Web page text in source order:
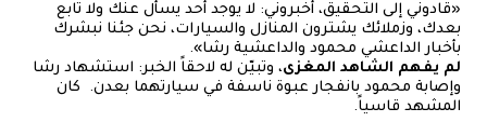
«قادوني إلى التحقيق، أخبروني: لا يوجد أحد يسأل عنك ولا تابع
بعدك، وزملائك يشترون المنازل والسيارات، نحن جئنا نبشرك
بأخبار الداعشي محمود والداعشية رشا».
لم يفهم الشاهد المغزى، وتبيّن له لاحقاً الخبر: استشهاد رشا
وإصابة محمود بانفجار عبوة ناسفة في سيارتهما بعدن. كان
المشهد قاسياً.